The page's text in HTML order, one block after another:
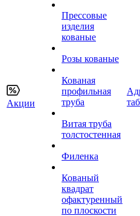
Акции
Прессовые
изделия
кованые
Розы кованые
Кованая
профильная
труба
Витая труба
толстостенная
Филенка
Кованый
квадрат
офактуренный
по плоскости